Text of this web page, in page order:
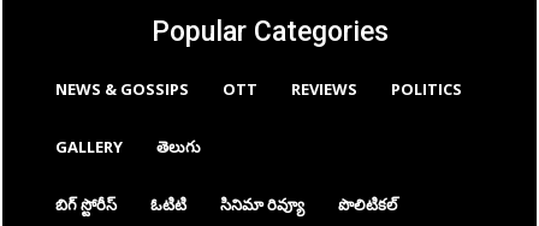
Popular Categories
NEWS & GOSSIPS OTT REVIEWS POLITICS
GALLERY తెలుగు
బిగ్ స్టోరీస్ ఓటిటి సినిమా రివ్యూ పొలిటికల్